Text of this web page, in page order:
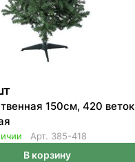
150см, 420 веток
Арт. 385-418
В корзину